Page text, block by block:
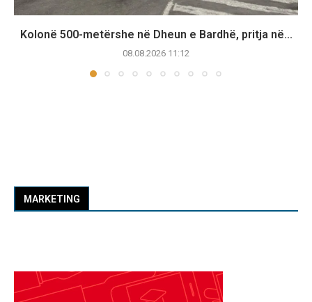
Kolonë 500-metërshe në Dheun e Bardhë, pritja në...
08.08.2026 11:12
MARKETING